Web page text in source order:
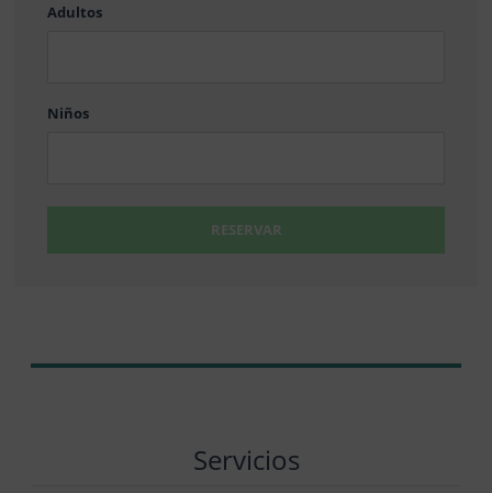
MM
Adultos
Niños
RESERVAR
Servicios